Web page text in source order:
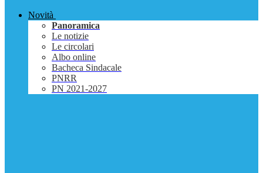
Novità
Panoramica
Le notizie
Le circolari
Albo online
Bacheca Sindacale
PNRR
PN 2021-2027